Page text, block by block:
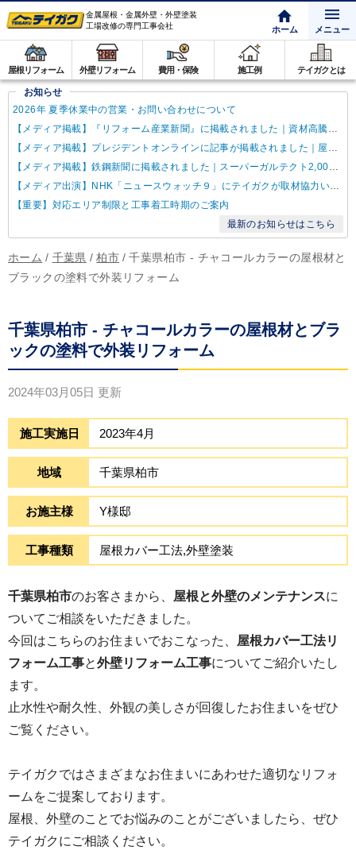
金属屋根・金属外壁・外壁塗装
工場改修の専門工事会社
ホーム メニュー
屋根リフォーム 外壁リフォーム 費用・保険 施工例 テイガクとは
お知らせ
2026年 夏季休業中の営業・お問い合わせについて
【メディア掲載】『リフォーム産業新聞』に掲載されました｜資材高騰・納期遅延に対するテイガクの取り組み
【メディア掲載】プレジデントオンラインに記事が掲載されました｜屋根点検商法について解説
【メディア掲載】鉄鋼新聞に掲載されました｜スーパーガルテクト2,000万㎡達成
【メディア出演】NHK「ニュースウォッチ９」にテイガクが取材協力いたしました
【重要】対応エリア制限と工事着工時期のご案内
最新のお知らせはこちら
ホーム / 千葉県 / 柏市 / 千葉県柏市 - チャコールカラーの屋根材と
ブラックの塗料で外装リフォーム
千葉県柏市 - チャコールカラーの屋根材とブラ
ックの塗料で外装リフォーム
2024年03月05日 更新
施工実施日 2023年4月
地域 千葉県柏市
お施主様 Y様邸
工事種類 屋根カバー工法,外壁塗装
千葉県柏市のお客さまから、 屋根と外壁のメンテナンスに
ついてご相談をいただきました。
今回はこちらのお住まいでおこなった、 屋根カバー工法リ
フォーム工事と外壁リフォーム工事についてご紹介いたし
ます。
止水性や耐久性、外観の美しさが回復したお住まいをぜひ
ご覧ください。
テイガクではさまざまなお住まいにあわせた適切なリフォ
ームをご提案しております。
屋根、外壁のことでお悩みのことがございましたら、ぜひ
テイガクにご相談ください。